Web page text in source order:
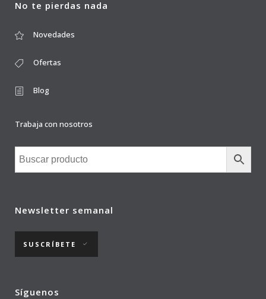
No te pierdas nada
Novedades
Ofertas
Blog
Trabaja con nosotros
Newsletter semanal
SUSCRÍBETE
Síguenos